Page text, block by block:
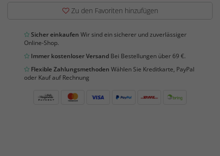
Zu den Favoriten hinzufügen
Sicher einkaufen Wir sind ein sicherer und zuverlässiger
Online-Shop.
Immer kostenloser Versand Bei Bestellungen über 69 €.
Flexible Zahlungsmethoden Wählen Sie Kreditkarte, PayPal
oder Kauf auf Rechnung